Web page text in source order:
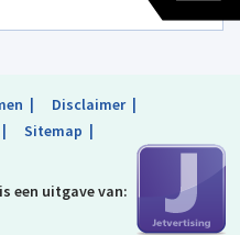
Disclaimer
Sitemap
een uitgave van: